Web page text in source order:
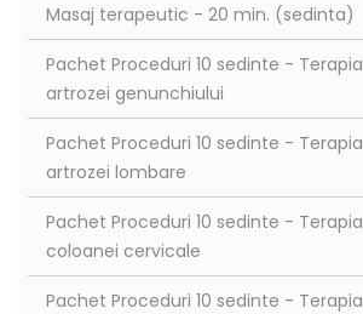
Masaj terapeutic - 20 min. (sedinta)
Pachet Proceduri 10 sedinte - Terapia
artrozei genunchiului
Pachet Proceduri 10 sedinte - Terapia
artrozei lombare
Pachet Proceduri 10 sedinte - Terapia
coloanei cervicale
Pachet Proceduri 10 sedinte - Terapia